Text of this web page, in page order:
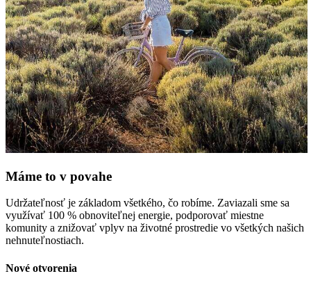
Máme to v povahe
Udržateľnosť je základom všetkého, čo robíme. Zaviazali sme sa
využívať 100 % obnoviteľnej energie, podporovať miestne
komunity a znižovať vplyv na životné prostredie vo všetkých našich
nehnuteľnostiach.
Nové otvorenia